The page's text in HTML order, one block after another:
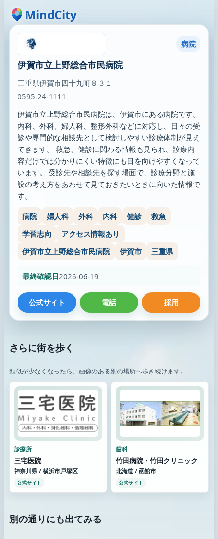
MindCity
病院
伊賀市立上野総合市民病院
三重県伊賀市四十九町８３１
0595-24-1111
伊賀市立上野総合市民病院は、伊賀市にある病院です。
内科、外科、婦人科、整形外科などに対応し、日々の受
診や専門的な相談先として検討しやすい診療体制が見え
てきます。 救急、健診に関わる情報も見られ、診療内
容だけでは分かりにくい特徴にも目を向けやすくなって
います。 受診先や相談先を探す場面で、診療分野と施
設の考え方をあわせて見ておきたいときに向いた情報で
す。
公式サイト 電話 採用
病院 婦人科 外科 内科 健診
救急
学習志向
アクセス情報あり
伊賀市立上野総合市民病院
伊賀市 三重県
最終確認日2026-06-19
さらに街を歩く
類似が少なくなったら、画像のある別の場所へ歩き続けます。
診療所
三宅医院
神奈川県 / 横浜市戸塚区
公式サイト
歯科
竹田病院・竹田クリニック
北海道 / 函館市
公式サイト
別の通りにも出てみる